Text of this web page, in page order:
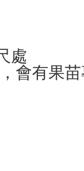
處
會有果